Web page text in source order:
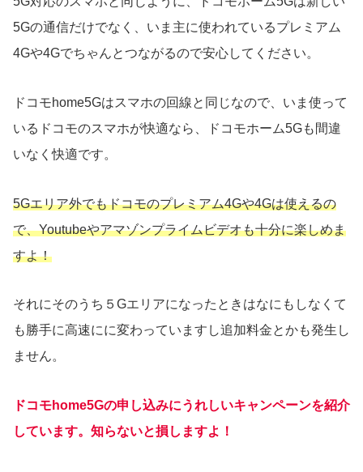
5Gの通信だけでなく、いま主に使われているプレミアム
4Gや4Gでちゃんとつながるので安心してください。
ドコモhome5Gはスマホの回線と同じなので、いま使って
いるドコモのスマホが快適なら、ドコモホーム5Gも間違
いなく快適です。
5Gエリア外でもドコモのプレミアム4Gや4Gは使えるの
で、Youtubeやアマゾンプライムビデオも十分に楽しめま
すよ！
それにそのうち５Gエリアになったときはなにもしなくて
も勝手に高速にに変わっていますし追加料金とかも発生し
ません。
ドコモhome5Gの申し込みにうれしいキャンペーンを紹介
しています。知らないと損しますよ！